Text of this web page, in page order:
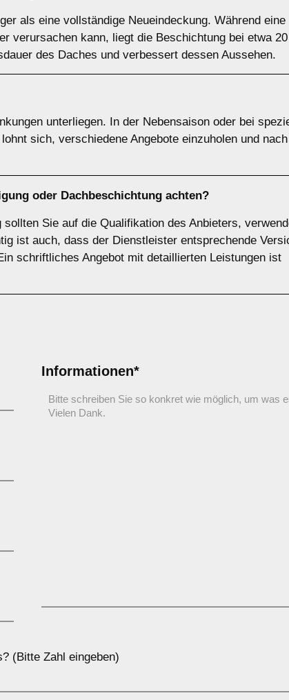
als eine vollständige Neueindeckung. Während eine
verursachen kann, liegt die Beschichtung bei etwa 20
des Daches und verbessert dessen Aussehen.
unterliegen. In der Nebensaison oder bei
sich, verschiedene Angebote einzuholen und
oder Dachbeschichtung achten?
Sie auf die Qualifikation des Anbieters,
ist auch, dass der Dienstleister entsprechende
schriftliches Angebot mit detaillierten Leistungen ist
Informationen*
(Bitte Zahl eingeben)